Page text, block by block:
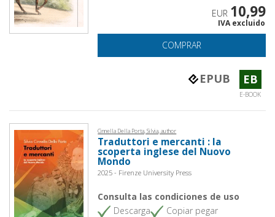
EUR 10,99
IVA excluido
COMPRAR
EPUB EB
E-BOOK
Cinnella Della Porta, Silvia, author
Traduttori e mercanti : la
scoperta inglese del Nuovo
Mondo
2025 - Firenze University Press
Consulta las condiciones de uso
Descarga
Copiar pegar